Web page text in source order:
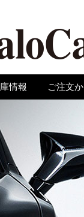
情報 ご注文